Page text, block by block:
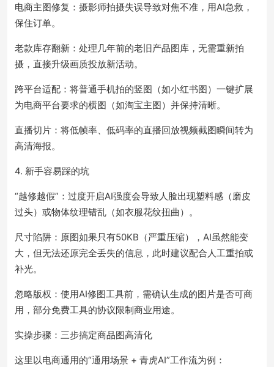
电商主图修复：摄影师拍摄失误导致对焦不准，用AI急救，
保住订单。
老款库存翻新：处理几年前的老旧产品图库，无需重新拍
摄，直接升级画质投放新活动。
跨平台适配：将普通手机拍的竖图（如小红书图）一键扩展
为电商平台要求的横图（如淘宝主图）并保持清晰。
直播切片：将低帧率、低码率的直播回放视频截图瞬间转为
高清海报。
4. 新手容易踩的坑
“越修越假”：过度开启AI强度会导致人脸出现塑料感（磨皮
过头）或物体纹理错乱（如衣服花纹扭曲）。
尺寸陷阱：原图如果只有50KB（严重压缩），AI虽然能变
大，但无法还原完全丢失的信息，此时建议配合人工重拍或
补光。
忽略版权：使用AI修图工具前，需确认生成的图片是否可商
用，部分免费工具的协议限制商业用途。
实操步骤：三步搞定商品图高清化
这里以电商通用的“通用场景 + 青虎AI”工作流为例：